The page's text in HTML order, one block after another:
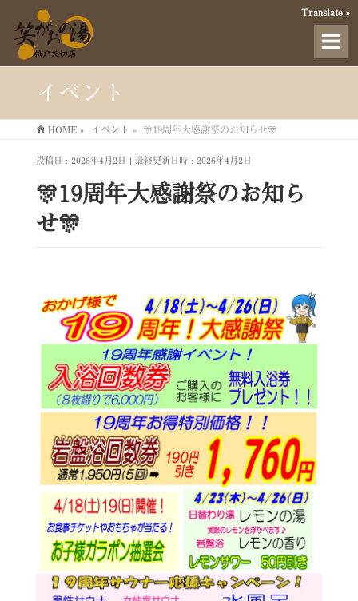
イベント
HOME » イベント » 🎊19周年大感謝祭のお知らせ🎊
投稿日 : 2026年4月2日 最終更新日時 : 2026年4月2日
🎊19周年大感謝祭のお知ら
せ🎊
Translate »